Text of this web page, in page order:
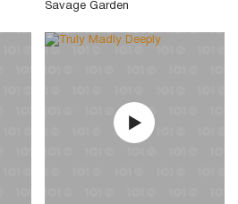
Savage Garden